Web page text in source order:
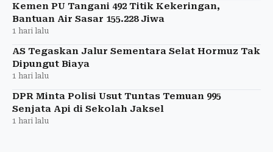
Kemen PU Tangani 492 Titik Kekeringan,
Bantuan Air Sasar 155.228 Jiwa
1 hari lalu
AS Tegaskan Jalur Sementara Selat Hormuz Tak
Dipungut Biaya
1 hari lalu
DPR Minta Polisi Usut Tuntas Temuan 995
Senjata Api di Sekolah Jaksel
1 hari lalu